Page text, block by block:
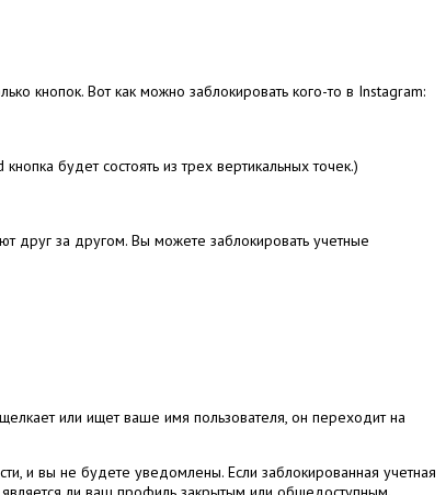
кнопок. Вот как можно заблокировать кого-то в Instagram:
будет состоять из трех вертикальных точек.)
друг за другом. Вы можете заблокировать учетные
или ищет ваше имя пользователя, он переходит на
и вы не будете уведомлены. Если заблокированная учетная